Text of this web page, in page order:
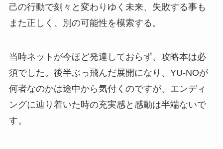
己の行動で刻々と変わりゆく未来、失敗する事も
また正しく、別の可能性を模索する。
当時ネットが今ほど発達しておらず、攻略本は必
須でした。後半ぶっ飛んだ展開になり、YU-NOが
何者なのかは途中から気付くのですが、エンディ
ングに辿り着いた時の充実感と感動は半端ないで
す。